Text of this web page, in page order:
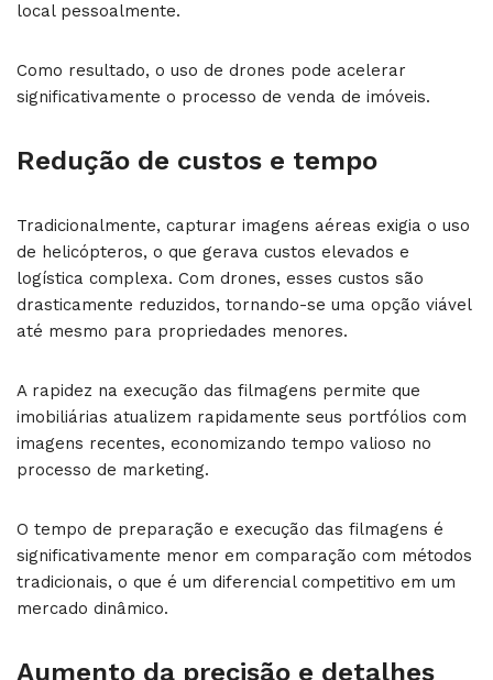
local pessoalmente.
Como resultado, o uso de drones pode acelerar
significativamente o processo de venda de imóveis.
Redução de custos e tempo
Tradicionalmente, capturar imagens aéreas exigia o uso
de helicópteros, o que gerava custos elevados e
logística complexa. Com drones, esses custos são
drasticamente reduzidos, tornando-se uma opção viável
até mesmo para propriedades menores.
A rapidez na execução das filmagens permite que
imobiliárias atualizem rapidamente seus portfólios com
imagens recentes, economizando tempo valioso no
processo de marketing.
O tempo de preparação e execução das filmagens é
significativamente menor em comparação com métodos
tradicionais, o que é um diferencial competitivo em um
mercado dinâmico.
Aumento da precisão e detalhes